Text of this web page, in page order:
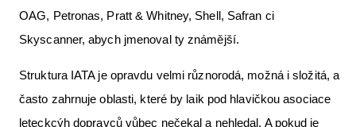
OAG, Petronas, Pratt & Whitney, Shell, Safran ci
Skyscanner, abych jmenoval ty známější.
Struktura IATA je opravdu velmi různorodá, možná i složitá, a
často zahrnuje oblasti, které by laik pod hlavičkou asociace
leteckcýh dopravců vůbec nečekal a nehledal. A pokud je